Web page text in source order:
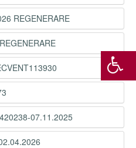
REGENERARE
07.11.2025